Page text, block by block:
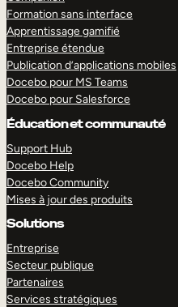
Formation sans interface
Apprentissage gamifié
Entreprise étendue
Publication d’applications mobiles
Docebo pour MS Teams
Docebo pour Salesforce
Éducation et communauté
Support Hub
Docebo Help
Docebo Community
Mises à jour des produits
Solutions
Entreprise
Secteur publique
Partenaires
Services stratégiques